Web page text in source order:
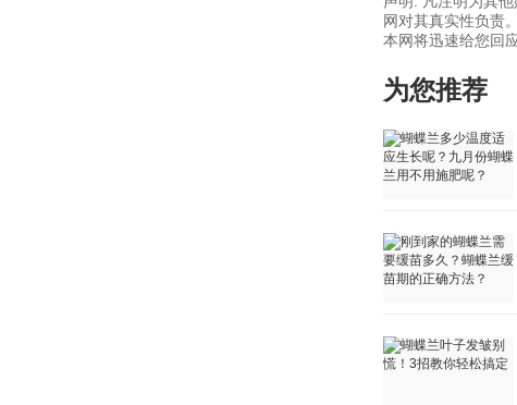
网对其真实性负责
本网将迅速给您回
为您推荐